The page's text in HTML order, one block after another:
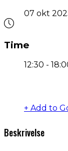
07 okt
Time
12:30 -
+ Add to
Beskrivelse